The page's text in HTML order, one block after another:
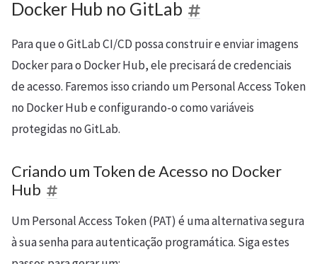
Docker Hub no GitLab
Para que o GitLab CI/CD possa construir e enviar imagens
Docker para o Docker Hub, ele precisará de credenciais
de acesso. Faremos isso criando um Personal Access Token
no Docker Hub e configurando-o como variáveis
protegidas no GitLab.
Criando um Token de Acesso no Docker
Hub
Um Personal Access Token (PAT) é uma alternativa segura
à sua senha para autenticação programática. Siga estes